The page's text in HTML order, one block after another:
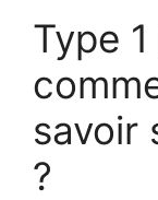
Type
savoir
?